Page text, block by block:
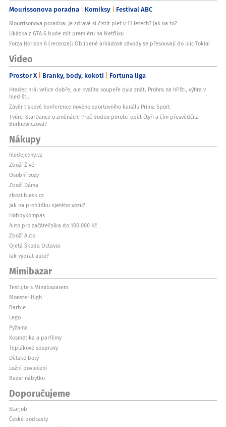
Mourissonova poradna Komiksy Festival ABC
Mourrisonova poradna: Je zdravé si čistit pleť v 11 letech? Jak na to?
Ukázka z GTA 6 bude mít premiéru na Netflixu
Forza Horizon 6 (recenze): Oblíbené arkádové závody se přesouvají do ulic Tokia!
Video
Prostor X Branky, body, kokoti Fortuna liga
Hradec hrál velice dobře, ale kvalita soupeře byla znát. Prohra na hřišti, výhra v
hledišti.
Závěr tiskové konference nového sportovního kanálu Prima Sport
Tvůrci StarDance o změnách: Proč budou porotci opět čtyři a čím přesvědčila
Burkiewiczová?
Nákupy
hledejceny.cz
Zboží Živě
Osobní vozy
Zboží Dáma
zbozi.blesk.cz
Jak na prohlídku ojetého vozu?
HobbyKompas
Auto pro začátečníka do 100 000 Kč
Zboží Auto
Ojetá Škoda Octavia
Jak vybrat auto?
Mimibazar
Testujte s Mimibazarem
Monster High
Barbie
Lego
Pyžama
Kosmetika a parfémy
Teplákové soupravy
Dětské boty
Ložní povlečení
Bazar nábytku
Doporučujeme
Starjob
České podcasty